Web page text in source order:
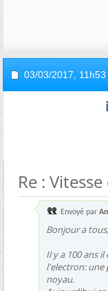
03/03/2017, 11h53
Re :
Envoyé par
Bonjour a tous,
Il y a 100 ans
l'electron:
noyau.